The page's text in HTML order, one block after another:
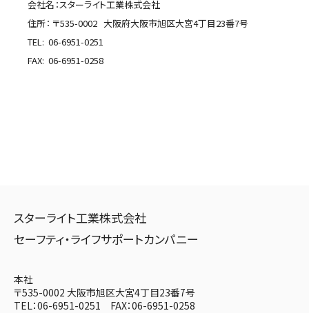
会社名：スターライト工業株式会社
住所： 〒535-0002 大阪府大阪市旭区大宮4丁目23番7号
TEL: 06-6951-0251
FAX: 06-6951-0258
スターライト工業株式会社
セーフティ・ライフサポートカンパニー
本社
〒535-0002 大阪市旭区大宮4丁目23番7号
TEL：06-6951-0251 FAX：06-6951-0258